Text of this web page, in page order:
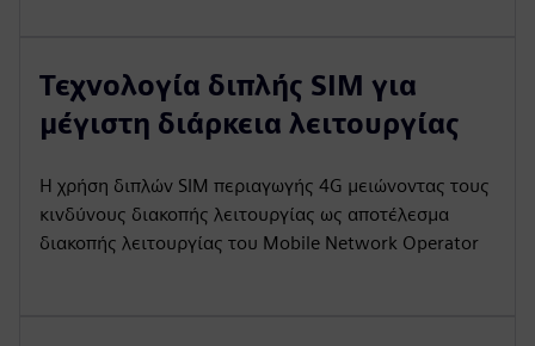
Τεχνολογία διπλής SIM για
μέγιστη διάρκεια λειτουργίας
Η χρήση διπλών SIM περιαγωγής 4G μειώνοντας τους
κινδύνους διακοπής λειτουργίας ως αποτέλεσμα
διακοπής λειτουργίας του Mobile Network Operator